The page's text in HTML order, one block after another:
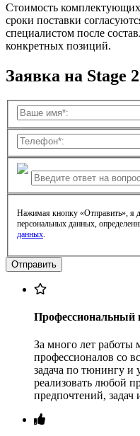
Стоимость
сроки поставки
специалистом после
конкретных позиций.
Заявка на Stage 2
Нажимая кнопку «Отправить», я
персональных данных,
данных
Профессиональный
За много лет работы
профессионалов со
задача по тюнингу
реализовать любой
предпочтений, задач